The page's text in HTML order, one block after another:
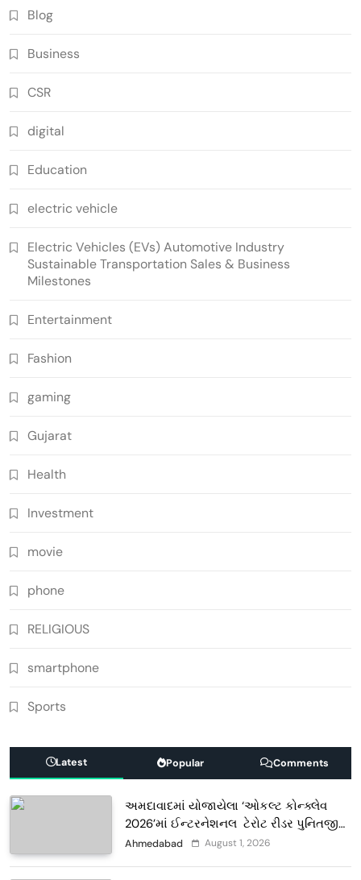
Blog
Business
CSR
digital
Education
electric vehicle
Electric Vehicles (EVs) Automotive Industry
Sustainable Transportation Sales & Business
Milestones
Entertainment
Fashion
gaming
Gujarat
Health
Investment
movie
phone
RELIGIOUS
smartphone
Sports
Latest Popular Comments
અમદાવાદમાં યોજાયેલા ‘ઓકલ્ટ કોન્ક્લેવ
2026’માં ઈન્ટરનેશનલ ટેરોટ રીડર પુનિતજી
લુલ્લા એ ટેરોટ કાર્ડ રીડિંગ અંગે માહિતી આપી
Ahmedabad August 1, 2026